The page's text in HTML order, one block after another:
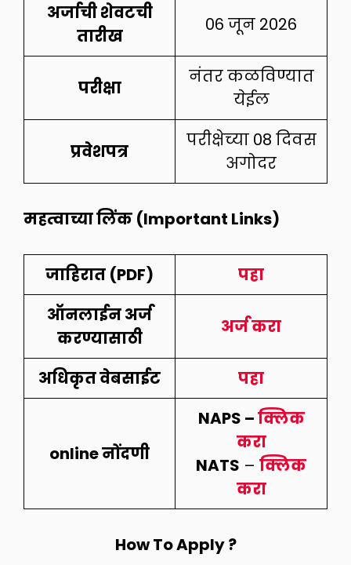
अर्जाची शेवटची
तारीख
06 जून 2026
परीक्षा
नंतर कळविण्यात
येईल
प्रवेशपत्र
परीक्षेच्या 08 दिवस
अगोदर
महत्वाच्या लिंक (Important Links)
जाहिरात (PDF)
पहा
ऑनलाईन अर्ज
करण्यासाठी
अर्ज करा
अधिकृत वेबसाईट पहा
online नोंदणी
NAPS –क्लिक
करा
NATS – क्लिक
करा
How To Apply ?